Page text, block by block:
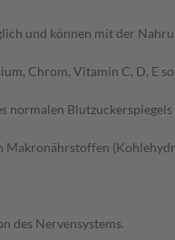
und können mit der
Chrom, Vitamin C, D, E
normalen Blutzuckerspiegels
des Nervensystems.